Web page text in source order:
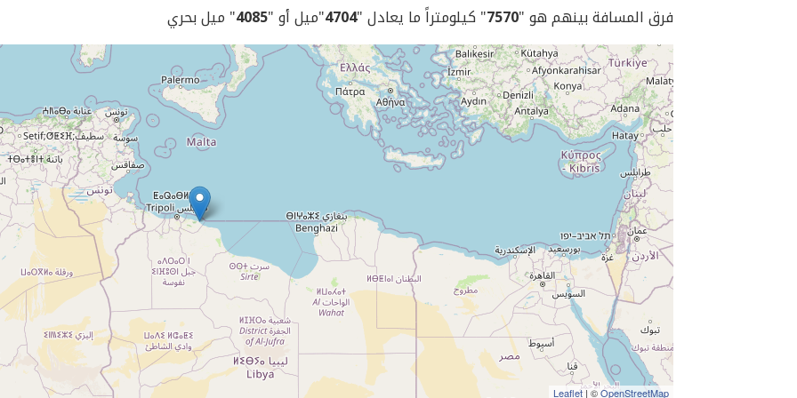
فرق المسافة بينهم هو "7570" كيلومتراً ما يعادل "4704"ميل أو "4085" ميل بحري
Leaflet| ©OpenStreetMap